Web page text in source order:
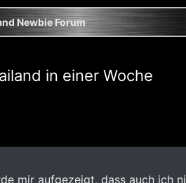
Newbie Forum
in einer Woche
mir aufgezeigt, dass auch ich